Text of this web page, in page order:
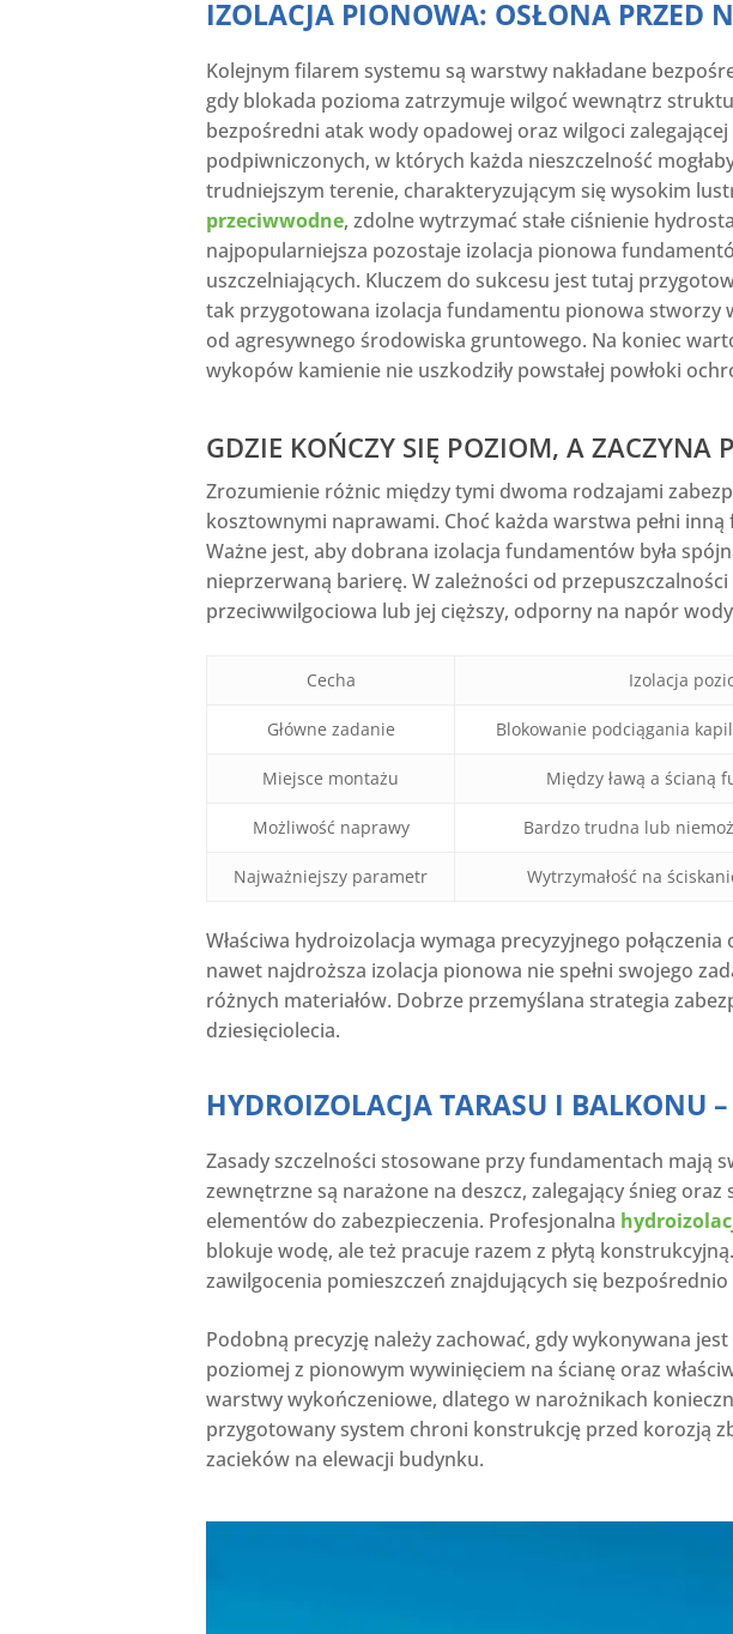
IZOLACJA PIONOWA: OSŁONA PRZED
Kolejnym filarem systemu są warstwy nakładane
gdy blokada pozioma zatrzymuje wilgoć wewnątrz
bezpośredni atak wody opadowej oraz wilgoci
podpiwniczonych, w których każda nieszczelność
trudniejszym terenie, charakteryzującym się wysokim
przeciwwodne, zdolne wytrzymać stałe ciśnienie
najpopularniejsza pozostaje izolacja pionowa
uszczelniających. Kluczem do sukcesu jest tutaj
tak przygotowana izolacja fundamentu pionowa stworzy
od agresywnego środowiska gruntowego. Na koniec
wykopów kamienie nie uszkodziły powstałej powłoki
GDZIE KOŃCZY SIĘ POZIOM, A ZACZYNA
Zrozumienie różnic między tymi dwoma rodzajami
kosztownymi naprawami. Choć każda warstwa pełni
Ważne jest, aby dobrana izolacja fundamentów była
nieprzerwaną barierę. W zależności od
przeciwwilgociowa lub jej cięższy, odporny na napór
Cecha Izolacja
Główne zadanie Blokowanie podciągania
Miejsce montażu Między ławą a ścianą
Możliwość naprawy Bardzo trudna lub
Najważniejszy parametr Wytrzymałość na
Właściwa hydroizolacja wymaga precyzyjnego
nawet najdroższa izolacja pionowa nie spełni swojego
różnych materiałów. Dobrze przemyślana strategia
dziesięciolecia.
HYDROIZOLACJA TARASU I BALKONU
Zasady szczelności stosowane przy fundamentach mają
zewnętrzne są narażone na deszcz, zalegający śnieg
elementów do zabezpieczenia. Profesjonalna
blokuje wodę, ale też pracuje razem z płytą
zawilgocenia pomieszczeń znajdujących się
Podobną precyzję należy zachować, gdy wykonywana
poziomej z pionowym wywinięciem na ścianę oraz
warstwy wykończeniowe, dlatego w narożnikach
przygotowany system chroni konstrukcję przed korozją
zacieków na elewacji budynku.